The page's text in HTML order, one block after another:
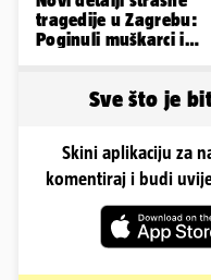
tragedije u Zagrebu:
Poginuli muškarci i
Sve što je
Skini aplikaciju za
komentiraj i budi